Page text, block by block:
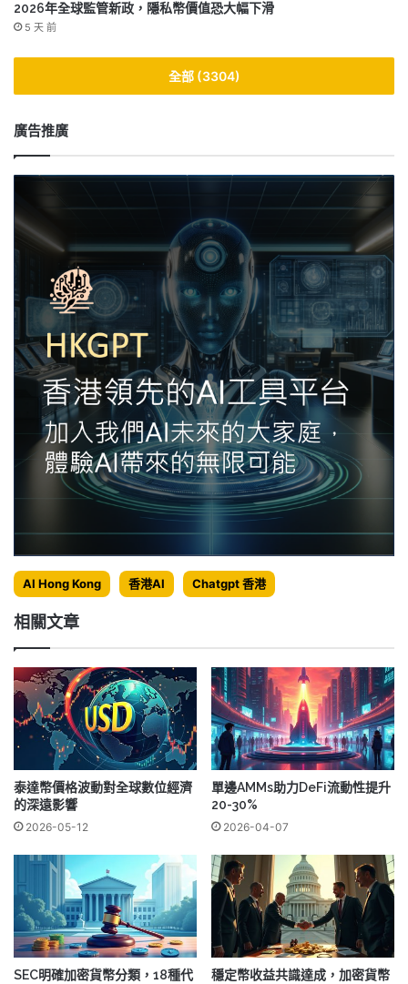
2026年全球監管新政，隱私幣價值恐大幅下滑
5 天 前
全部 (3304)
廣告推廣
AI Hong Kong 香港AI Chatgpt 香港
相關文章
泰達幣價格波動對全球數位經濟
的深遠影響
2026-05-12
單邊AMMs助力DeFi流動性提升
20-30%
2026-04-07
SEC明確加密貨幣分類，18種代
穩定幣收益共識達成，加密貨幣